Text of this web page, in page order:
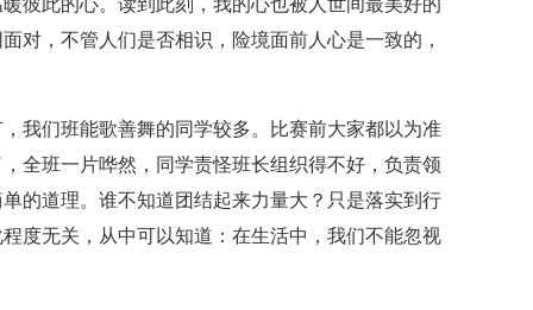
彼此的心。读到此刻，我的心也被人世间最美好的
对，不管人们是否相识，险境面前人心是一致的，
我们班能歌善舞的同学较多。比赛前大家都以为准
全班一片哗然，同学责怪班长组织得不好，负责领
的道理。谁不知道团结起来力量大？只是落实到行
度无关，从中可以知道：在生活中，我们不能忽视